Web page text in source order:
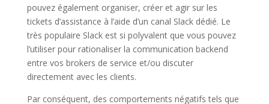
pouvez également organiser, créer et agir sur les
tickets d’assistance à l’aide d’un canal Slack dédié. Le
très populaire Slack est si polyvalent que vous pouvez
l’utiliser pour rationaliser la communication backend
entre vos brokers de service et/ou discuter
directement avec les clients.
Par conséquent, des comportements négatifs tels que